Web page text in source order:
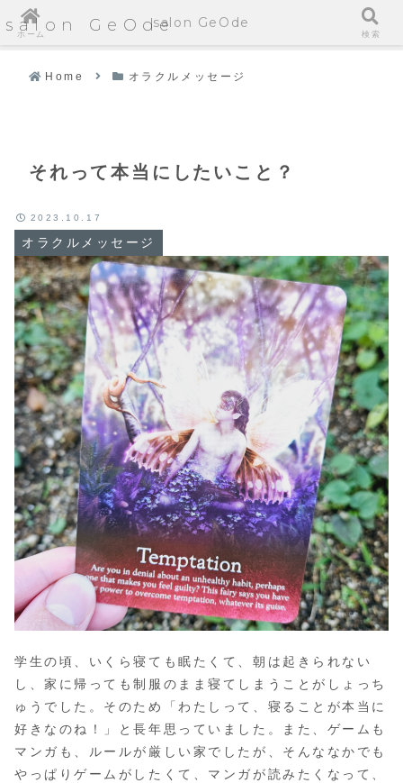
salon GeOde
Home オラクルメッセージ
それって本当にしたいこと？
オラクルメッセージ
2023.10.17
学生の頃、いくら寝ても眠たくて、朝は起きられない
し、家に帰っても制服のまま寝てしまうことがしょっち
ゅうでした。そのため「わたしって、寝ることが本当に
好きなのね！」と長年思っていました。また、ゲームも
マンガも、ルールが厳しい家でしたが、そんななかでも
やっぱりゲームがしたくて、マンガが読みたくなって、
ホーム
salon GeOde
検索